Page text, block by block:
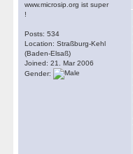
www.microsip.org ist super
!
Posts: 534
Location: Straßburg-Kehl
(Baden-Elsaß)
Joined: 21. Mar 2006
Gender: